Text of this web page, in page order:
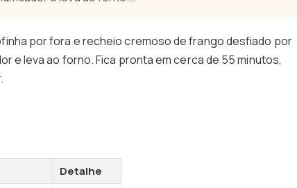
por fora e recheio cremoso de frango desfiado por
e leva ao forno. Fica pronta em cerca de 55 minutos,
Detalhe